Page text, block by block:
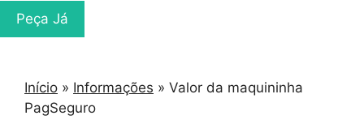
Peça Já
Início » Informações » Valor da maquininha
PagSeguro